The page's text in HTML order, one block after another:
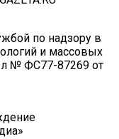
по надзору в
и массовых
№ ФС77-87269 от